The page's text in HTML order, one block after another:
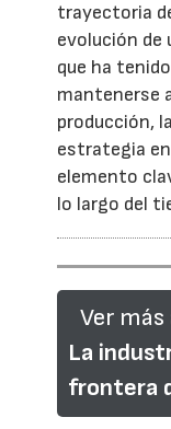
trayectoria
evolución de
que ha
mantenerse
producción,
estrategia
elemento
lo largo del
Ver
La
frontera